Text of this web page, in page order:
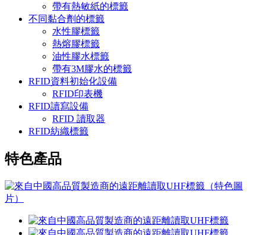
帶有熱敏紙的標籤
不同黏合劑的標籤
水性膠標籤
熱熔膠標籤
油性膠水標籤
帶有3M膠水的標籤
RFID資料初始化設備
RFID印表機
RFID讀寫設備
RFID 讀取器
RFID紡織標籤
特色產品